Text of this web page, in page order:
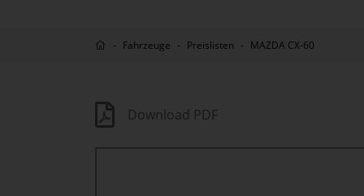
Fahrzeuge Preislisten MAZDA CX-60
Download PDF